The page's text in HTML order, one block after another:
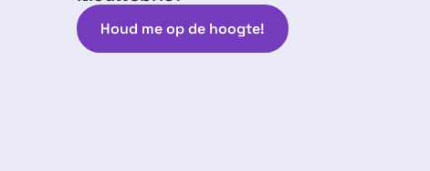
Houd me op de hoogte!